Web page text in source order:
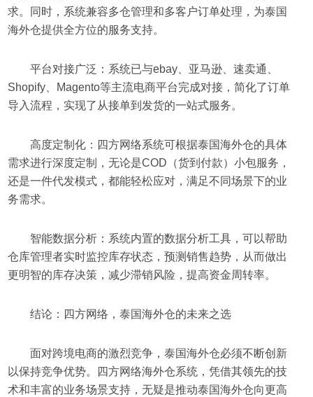
求。同时，系统兼容多仓管理和多客户订单处理，为泰国
海外仓提供全方位的服务支持。
平台对接广泛：系统已与ebay、亚马逊、速卖通、
Shopify、Magento等主流电商平台完成对接，简化了订单
导入流程，实现了从接单到发货的一站式服务。
高度定制化：四方网络系统可根据泰国海外仓的具体
需求进行深度定制，无论是COD（货到付款）小包服务，
还是一件代发模式，都能轻松应对，满足不同场景下的业
务需求。
智能数据分析：系统内置的数据分析工具，可以帮助
仓库管理者实时监控库存状态，预测销售趋势，从而做出
更明智的库存决策，减少滞销风险，提高资金周转率。
结论：四方网络，泰国海外仓的未来之选
面对跨境电商的激烈竞争，泰国海外仓必须不断创新
以保持竞争优势。四方网络海外仓系统，凭借其领先的技
术和丰富的业务场景支持，无疑是推动泰国海外仓向更高